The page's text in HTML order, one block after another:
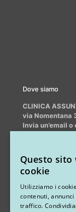
Dove siamo
CLINICA
via Nomentana
Invia un’email
Altri studi
STUDIO
Questo sito
cookie
Utilizziamo i
contenuti,
traffico.